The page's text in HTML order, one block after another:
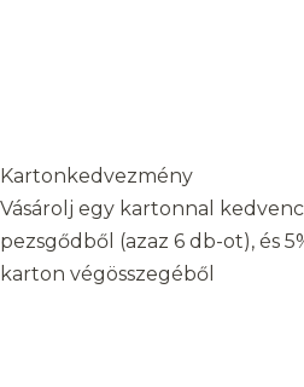
Kartonkedvezmény
Vásárolj egy kartonnal
pezsgődből (azaz 6 db-ot), és
karton végösszegéből